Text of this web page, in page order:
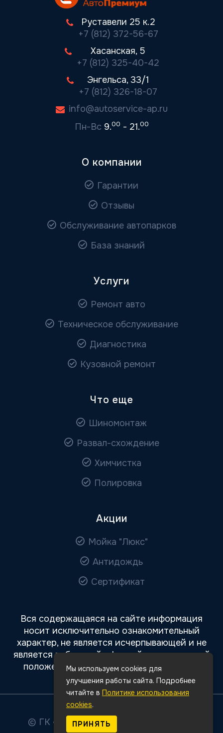
Руставели 25 к.2
+7 (812) 372-56-67
Хасанская, 5
+7 (812) 325-40-42
Энгельса, 33/1
+7 (812) 326-18-07
info@autoservice-ap.ru
Пн-Вс 9.00 - 21.00
О компании
Гарантии
Отзывы
Обслуживание автопарков
База знаний
Услуги
Ремонт авто
Техническое обслуживание
Диагностика
Кузовной ремонт
Что еще
Шиномонтаж
Развал-схождение
Химчистка
Полировка
Акции
Мойка "Люкс"
Антидождь
Сертификат
Вся содержащаяся на сайте информация
носит исключительно ознакомительный
характер, не является исчерпывающей и не
является публичной офертой, определяемой
положениями статьи 437 Гражданского
кодекса РФ.
© ГК «Авто Премиум»
Мы используем cookies для
улучшения работы сайта. Подробнее
читайте в Политике использования
cookies.
ПРИНЯТЬ